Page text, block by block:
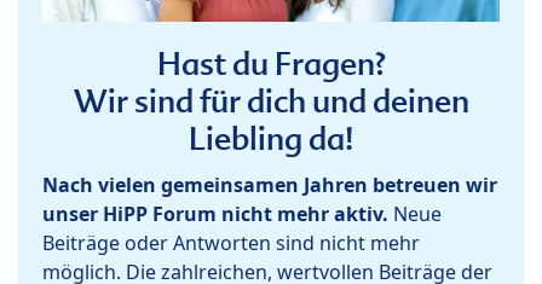
Hast du Fragen?
Wir sind für dich und deinen
Liebling da!
Nach vielen gemeinsamen Jahren betreuen wir
unser HiPP Forum nicht mehr aktiv. Neue
Beiträge oder Antworten sind nicht mehr
möglich. Die zahlreichen, wertvollen Beiträge der